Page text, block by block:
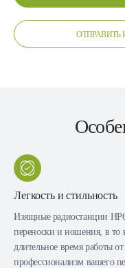
Легкость и стильность
Изящные радиостанции
переноски и ношения, в то
длительное время работы
профессионализм вашего